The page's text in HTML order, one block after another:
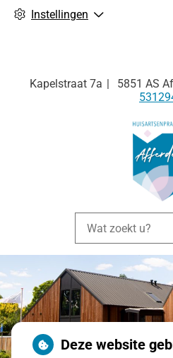
Instellingen
Kapelstraat7a 5851 AS
Deze website